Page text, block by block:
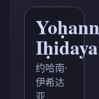
Iḥidaya
约哈南·
伊希达